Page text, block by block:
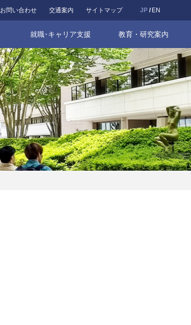
JP EN
お問い合わせ 交通案内 サイトマップ
検索
就職･キャリア支援 教育・研究案内